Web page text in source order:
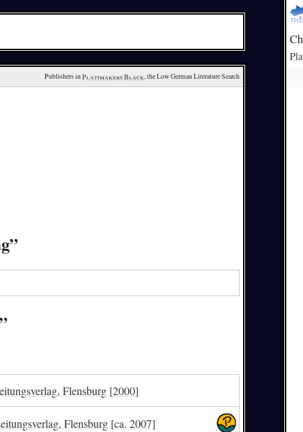
Publishers in Plattmakers Black, the Low German Literature Search
Flensburg [2000]
Flensburg [ca. 2007]